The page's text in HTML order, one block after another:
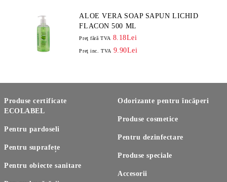
ALOE VERA SOAP SAPUN LICHID
FLACON 500 ML
Preţ fără TVA 8.18Lei
Preţ inc. TVA 9.90Lei
Produse certificate
ECOLABEL
Pentru pardoseli
Pentru suprafețe
Pentru obiecte sanitare
Odorizante pentru încăperi
Produse cosmetice
Pentru dezinfectare
Produse speciale
Accesorii